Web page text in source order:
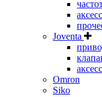
Joventa
Omron
Siko